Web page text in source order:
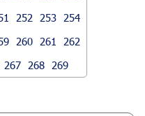
252 253
254
260 261
262
267 268 269